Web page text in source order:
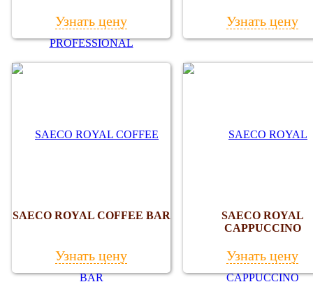
Узнать цену Узнать цену
SAECO ROYAL COFFEE BAR
Узнать цену
SAECO ROYAL
CAPPUCCINO
Узнать цену